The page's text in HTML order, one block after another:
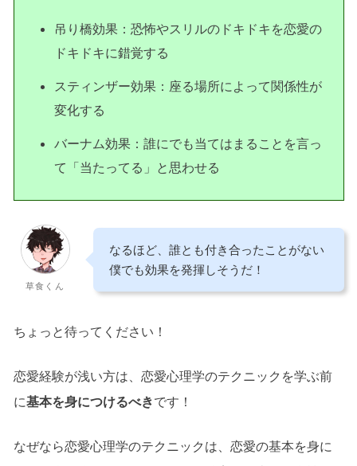
吊り橋効果：恐怖やスリルのドキドキを恋愛の
ドキドキに錯覚する
スティンザー効果：座る場所によって関係性が
変化する
バーナム効果：誰にでも当てはまることを言っ
て「当たってる」と思わせる
草食くん
なるほど、誰とも付き合ったことがない
僕でも効果を発揮しそうだ！
ちょっと待ってください！
恋愛経験が浅い方は、恋愛心理学のテクニックを学ぶ前
に基本を身につけるべきです！
なぜなら恋愛心理学のテクニックは、恋愛の基本を身に